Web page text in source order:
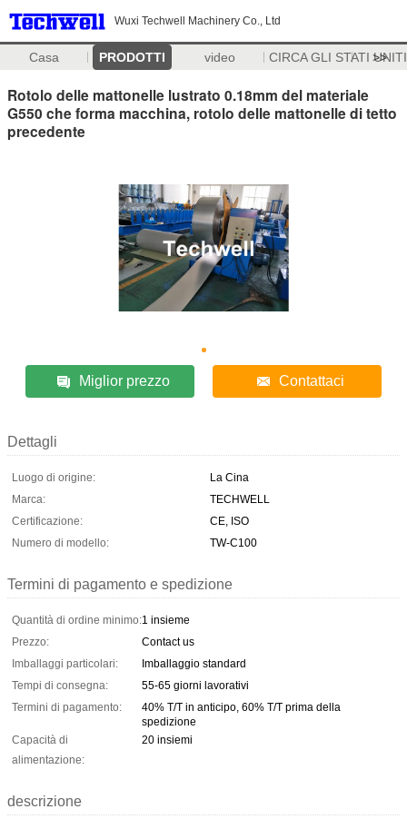
Wuxi Techwell Machinery Co., Ltd
Casa PRODOTTI video CIRCA GLI STATI UNITI
>>
Rotolo delle mattonelle lustrato 0.18mm del materiale
G550 che forma macchina, rotolo delle mattonelle di tetto
precedente
Miglior prezzo Contattaci
Dettagli
Luogo di origine:
La Cina
Marca:
TECHWELL
Certificazione:
CE, ISO
Numero di modello:
TW-C100
Termini di pagamento e spedizione
Quantità di ordine minimo:1 insieme
Prezzo:
Contact us
Imballaggi particolari:
Imballaggio standard
Tempi di consegna:
55-65 giorni lavorativi
Termini di pagamento:
40% T/T in anticipo, 60% T/T prima della
spedizione
Capacità di
alimentazione:
20 insiemi
descrizione